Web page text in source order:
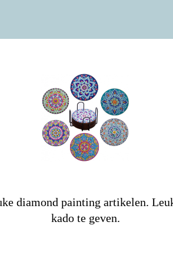
diamond painting artikelen.
kado te geven.